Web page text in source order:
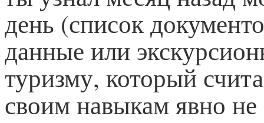
день (список
данные или
туризму, который
своим навыкам явно